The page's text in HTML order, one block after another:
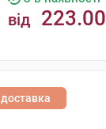
від 223.00
доставка